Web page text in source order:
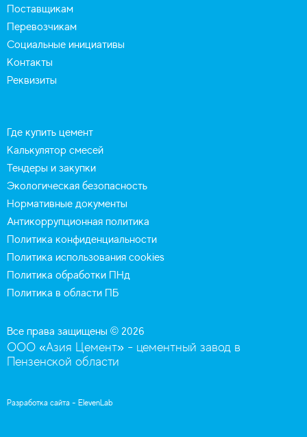
Поставщикам
Перевозчикам
Социальные инициативы
Контакты
Реквизиты
Где купить цемент
Калькулятор смесей
Тендеры и закупки
Экологическая безопасность
Нормативные документы
Антикоррупционная политика
Политика конфиденциальности
Политика использования cookies
Политика обработки ПНд
Политика в области ПБ
Все права защищены © 2026
ООО «Азия Цемент» - цементный завод в
Пензенской области
Разработка сайта - ElevenLab